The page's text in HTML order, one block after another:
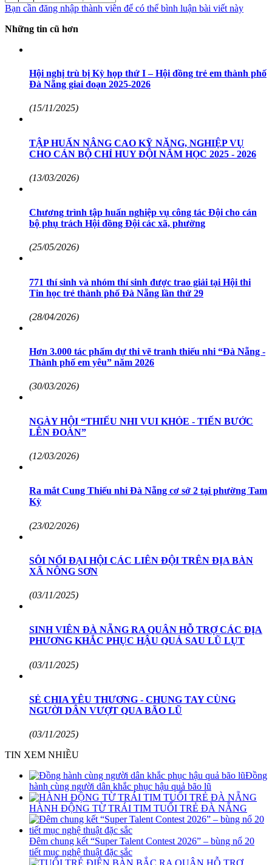
Bạn cần đăng nhập thành viên để có thể bình luận bài viết này
Những tin cũ hơn
Hội nghị trù bị Kỳ họp thứ I – Hội đồng trẻ em thành phố
Đà Nẵng giai đoạn 2025-2026
(15/11/2025)
TẬP HUẤN NÂNG CAO KỸ NĂNG, NGHIỆP VỤ
CHO CÁN BỘ CHỈ HUY ĐỘI NĂM HỌC 2025 - 2026
(13/03/2026)
Chương trình tập huấn nghiệp vụ công tác Đội cho cán
bộ phụ trách Hội đồng Đội các xã, phường
(25/05/2026)
771 thí sinh và nhóm thí sinh được trao giải tại Hội thi
Tin học trẻ thành phố Đà Nẵng lần thứ 29
(28/04/2026)
Hơn 3.000 tác phẩm dự thi vẽ tranh thiếu nhi “Đà Nẵng -
Thành phố em yêu” năm 2026
(30/03/2026)
NGÀY HỘI “THIẾU NHI VUI KHỎE - TIẾN BƯỚC
LÊN ĐOÀN”
(12/03/2026)
Ra mắt Cung Thiếu nhi Đà Nẵng cơ sở 2 tại phường Tam
Kỳ
(23/02/2026)
SÔI NỔI ĐẠI HỘI CÁC LIÊN ĐỘI TRÊN ĐỊA BÀN
XÃ NÔNG SƠN
(03/11/2025)
SINH VIÊN ĐÀ NẴNG RA QUÂN HỖ TRỢ CÁC ĐỊA
PHƯƠNG KHẮC PHỤC HẬU QUẢ SAU LŨ LỤT
(03/11/2025)
SẺ CHIA YÊU THƯƠNG - CHUNG TAY CÙNG
NGƯỜI DÂN VƯỢT QUA BÃO LŨ
(03/11/2025)
TIN XEM NHIỀU
Đồng
hành cùng người dân khắc phục hậu quả bão lũ
HÀNH ĐỘNG TỪ TRÁI TIM TUỔI TRẺ ĐÀ NẴNG
Đêm chung kết “Super Talent Contest 2026” – bùng nổ 20
tiết mục nghệ thuật đặc sắc